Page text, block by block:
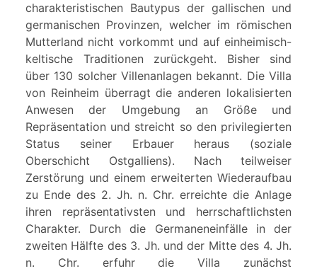
charakteristischen Bautypus der gallischen und
germanischen Provinzen, welcher im römischen
Mutterland nicht vorkommt und auf einheimisch-
keltische Traditionen zurückgeht. Bisher sind
über 130 solcher Villenanlagen bekannt. Die Villa
von Reinheim überragt die anderen lokalisierten
Anwesen der Umgebung an Größe und
Repräsentation und streicht so den privilegierten
Status seiner Erbauer heraus (soziale
Oberschicht Ostgalliens). Nach teilweiser
Zerstörung und einem erweiterten Wiederaufbau
zu Ende des 2. Jh. n. Chr. erreichte die Anlage
ihren repräsentativsten und herrschaftlichsten
Charakter. Durch die Germaneneinfälle in der
zweiten Hälfte des 3. Jh. und der Mitte des 4. Jh.
n. Chr. erfuhr die Villa zunächst